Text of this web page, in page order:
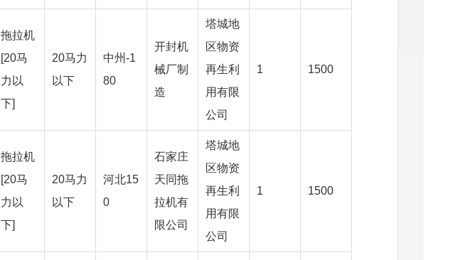
拖拉机
[20马
力以
下]
20马力
以下
中州-1
80
开封机
械厂制
造
塔城地
区物资
再生利
用有限
公司
1 1500
拖拉机
[20马
力以
下]
20马力
以下
河北15
0
石家庄
天同拖
拉机有
限公司
塔城地
区物资
再生利
用有限
公司
1 1500